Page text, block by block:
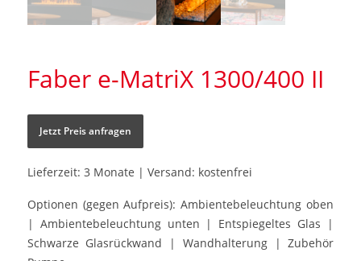
Faber e-MatriX 1300/400 II
Jetzt Preis anfragen
Lieferzeit: 3 Monate | Versand: kostenfrei
Optionen (gegen Aufpreis): Ambientebeleuchtung oben
| Ambientebeleuchtung unten | Entspiegeltes Glas |
Schwarze Glasrückwand | Wandhalterung | Zubehör